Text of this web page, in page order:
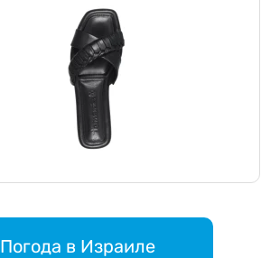
Погода в Израиле